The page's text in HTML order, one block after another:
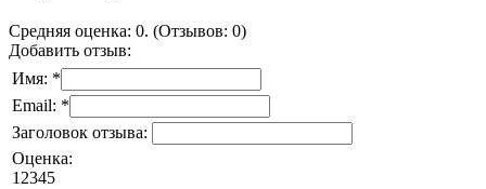
Средняя оценка: 0. (Отзывов: 0)
Добавить отзыв:
Имя: *
Email: *
Заголовок отзыва:
Оценка:
1 2345